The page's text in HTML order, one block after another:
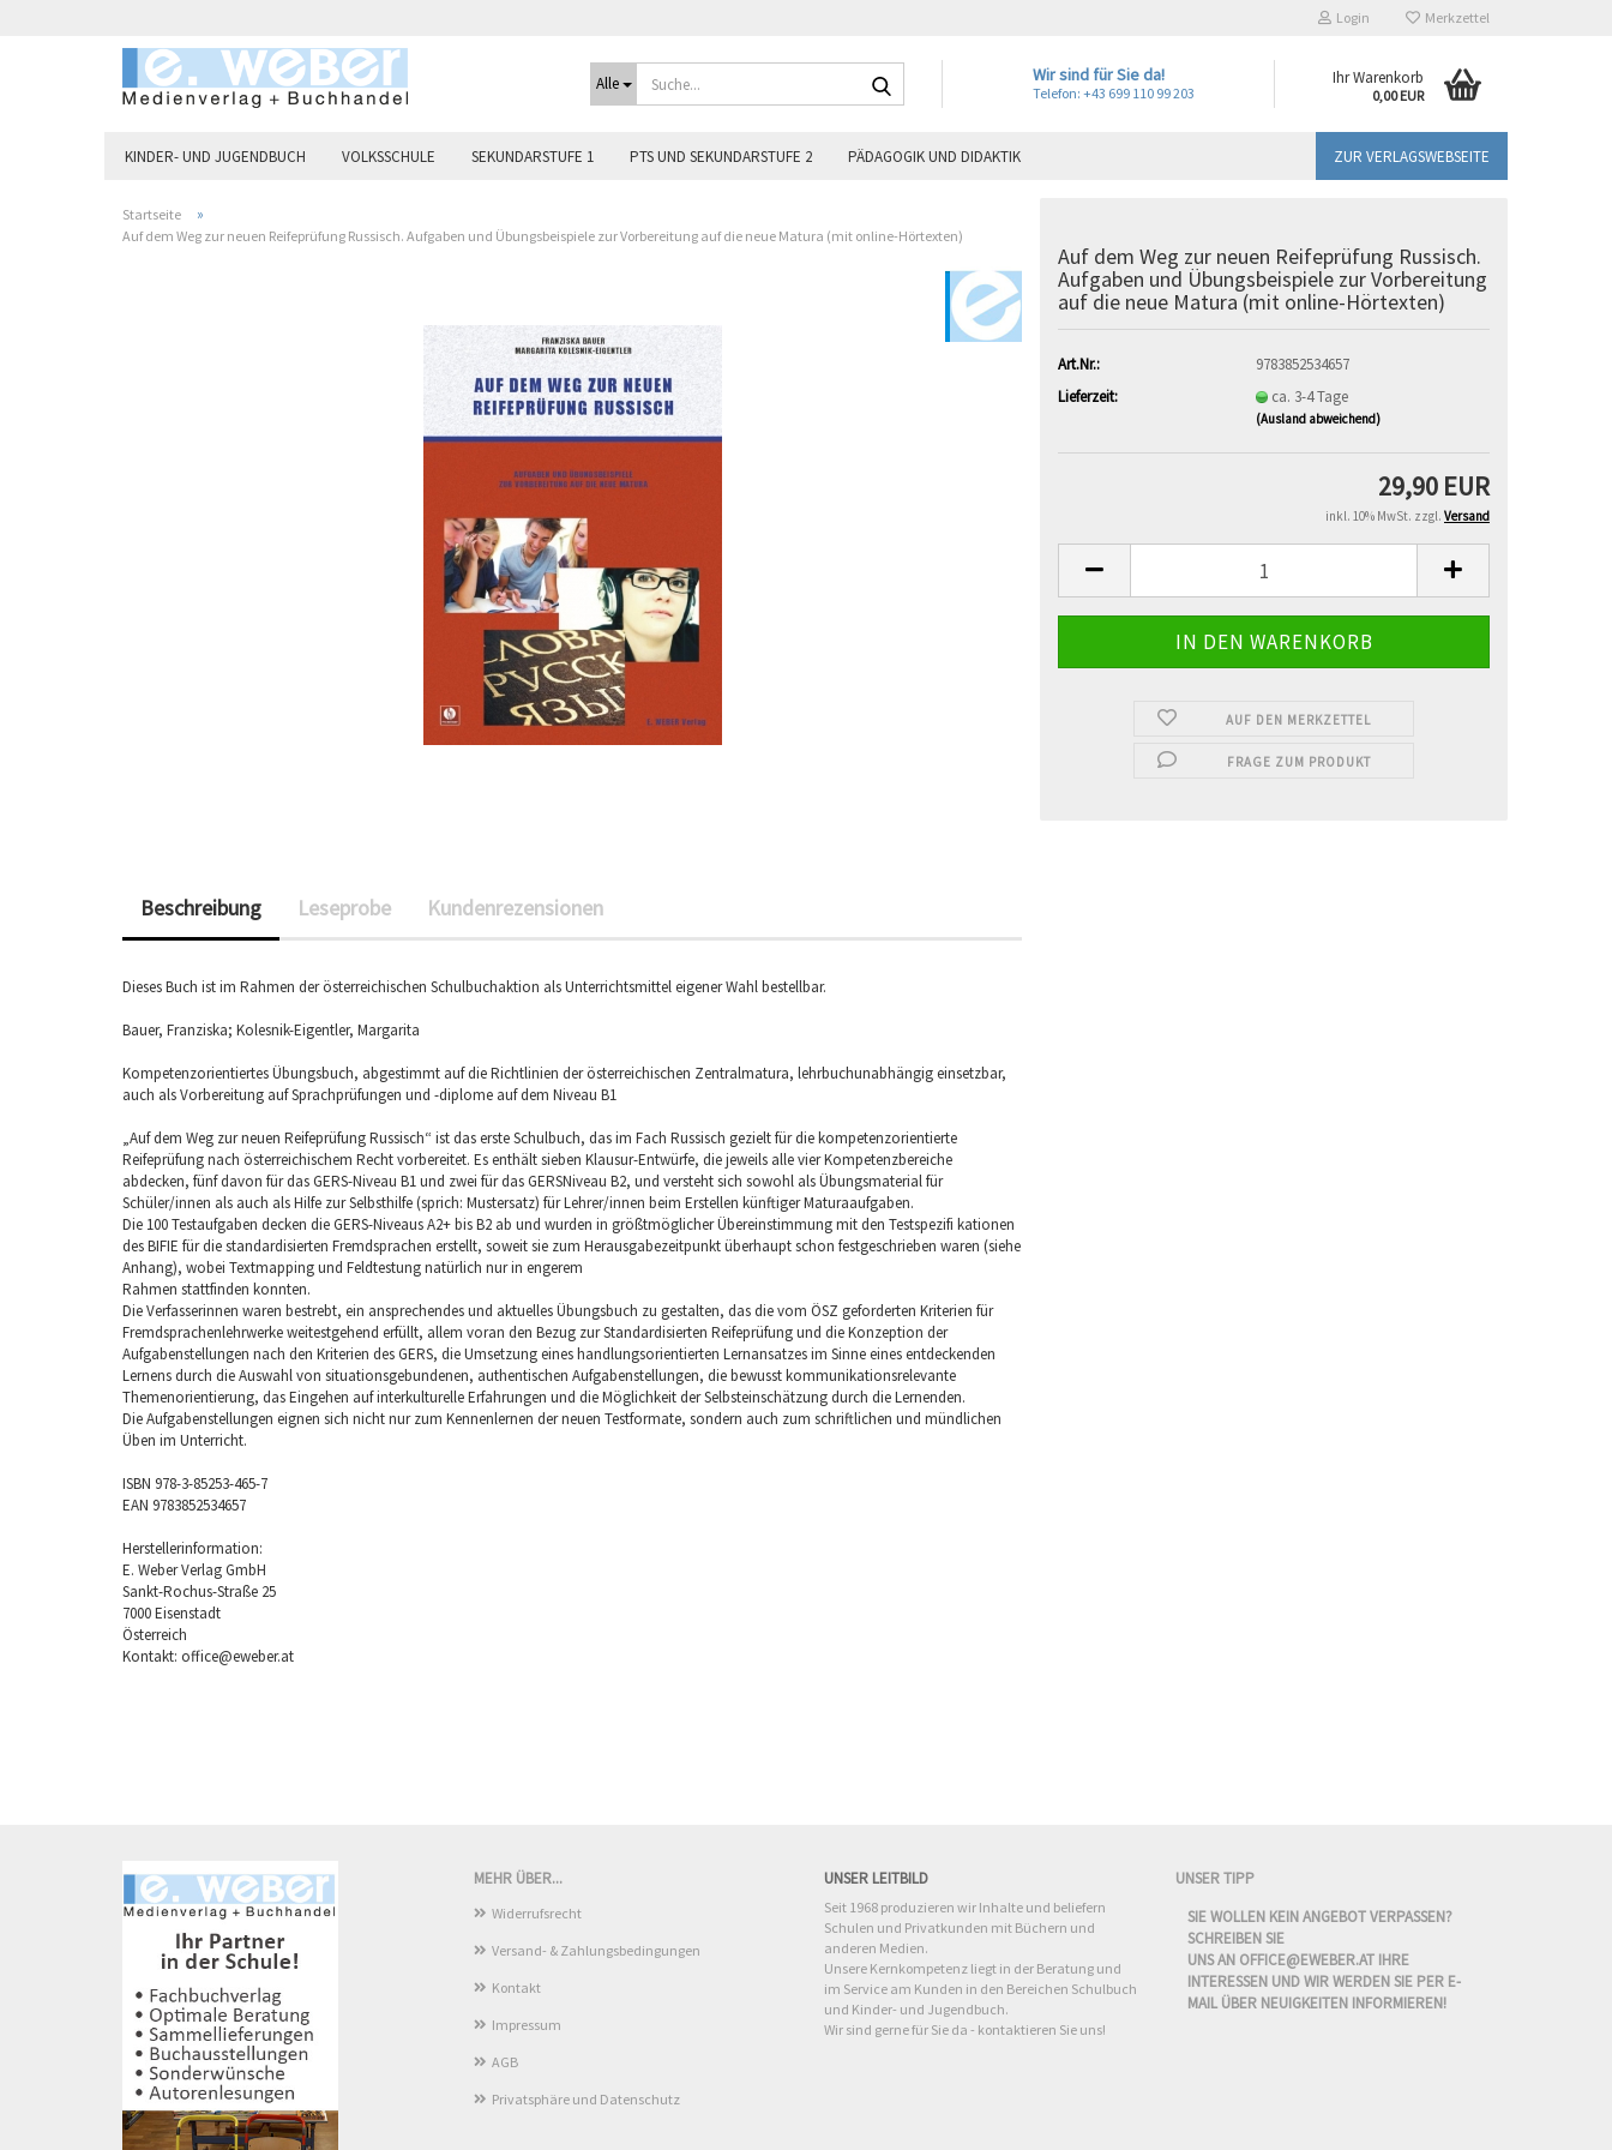
Login Merkzettel
Alle Wir sind für Sie da!
Telefon: +43 699 110 99 203
Ihr Warenkorb
0,00 EUR
KINDER- UND JUGENDBUCH VOLKSSCHULE SEKUNDARSTUFE 1 PTS UND SEKUNDARSTUFE 2 PÄDAGOGIK UND DIDAKTIK ZUR VERLAGSWEBSEITE
Startseite »
Auf dem Weg zur neuen Reifeprüfung Russisch. Aufgaben und Übungsbeispiele zur Vorbereitung auf die neue Matura (mit online-Hörtexten)
Auf dem Weg zur neuen Reifeprüfung Russisch.
Aufgaben und Übungsbeispiele zur Vorbereitung
auf die neue Matura (mit online-Hörtexten)
Art.Nr.:
9783852534657
Lieferzeit:
ca. 3-4 Tage
(Ausland abweichend)
29,90 EUR
inkl. 10% MwSt. zzgl. Versand
AUF DEN MERKZETTEL
FRAGE ZUM PRODUKT
Beschreibung Leseprobe Kundenrezensionen
Dieses Buch ist im Rahmen der österreichischen Schulbuchaktion als Unterrichtsmittel eigener Wahl bestellbar.
Bauer, Franziska; Kolesnik-Eigentler, Margarita
Kompetenzorientiertes Übungsbuch, abgestimmt auf die Richtlinien der österreichischen Zentralmatura, lehrbuchunabhängig einsetzbar,
auch als Vorbereitung auf Sprachprüfungen und -diplome auf dem Niveau B1
„Auf dem Weg zur neuen Reifeprüfung Russisch“ ist das erste Schulbuch, das im Fach Russisch gezielt für die kompetenzorientierte
Reifeprüfung nach österreichischem Recht vorbereitet. Es enthält sieben Klausur-Entwürfe, die jeweils alle vier Kompetenzbereiche
abdecken, fünf davon für das GERS-Niveau B1 und zwei für das GERSNiveau B2, und versteht sich sowohl als Übungsmaterial für
Schüler/innen als auch als Hilfe zur Selbsthilfe (sprich: Mustersatz) für Lehrer/innen beim Erstellen künftiger Maturaaufgaben.
Die 100 Testaufgaben decken die GERS-Niveaus A2+ bis B2 ab und wurden in größtmöglicher Übereinstimmung mit den Testspezifi kationen
des BIFIE für die standardisierten Fremdsprachen erstellt, soweit sie zum Herausgabezeitpunkt überhaupt schon festgeschrieben waren (siehe
Anhang), wobei Textmapping und Feldtestung natürlich nur in engerem
Rahmen stattfinden konnten.
Die Verfasserinnen waren bestrebt, ein ansprechendes und aktuelles Übungsbuch zu gestalten, das die vom ÖSZ geforderten Kriterien für
Fremdsprachenlehrwerke weitestgehend erfüllt, allem voran den Bezug zur Standardisierten Reifeprüfung und die Konzeption der
Aufgabenstellungen nach den Kriterien des GERS, die Umsetzung eines handlungsorientierten Lernansatzes im Sinne eines entdeckenden
Lernens durch die Auswahl von situationsgebundenen, authentischen Aufgabenstellungen, die bewusst kommunikationsrelevante
Themenorientierung, das Eingehen auf interkulturelle Erfahrungen und die Möglichkeit der Selbsteinschätzung durch die Lernenden.
Die Aufgabenstellungen eignen sich nicht nur zum Kennenlernen der neuen Testformate, sondern auch zum schriftlichen und mündlichen
Üben im Unterricht.
ISBN 978-3-85253-465-7
EAN 9783852534657
Herstellerinformation:
E. Weber Verlag GmbH
Sankt-Rochus-Straße 25
7000 Eisenstadt
Österreich
Kontakt: office@eweber.at
MEHR ÜBER...
Widerrufsrecht
Versand- & Zahlungsbedingungen
Kontakt
Impressum
AGB
Privatsphäre und Datenschutz
UNSER LEITBILD
Seit 1968 produzieren wir Inhalte und beliefern
Schulen und Privatkunden mit Büchern und
anderen Medien.
Unsere Kernkompetenz liegt in der Beratung und
im Service am Kunden in den Bereichen Schulbuch
und Kinder- und Jugendbuch.
Wir sind gerne für Sie da - kontaktieren Sie uns!
UNSER TIPP
SIE WOLLEN KEIN ANGEBOT VERPASSEN?
SCHREIBEN SIE
UNS AN OFFICE@EWEBER.ATIHRE
INTERESSEN UND WIR WERDEN SIE PER E-
MAIL ÜBER NEUIGKEITEN INFORMIEREN!